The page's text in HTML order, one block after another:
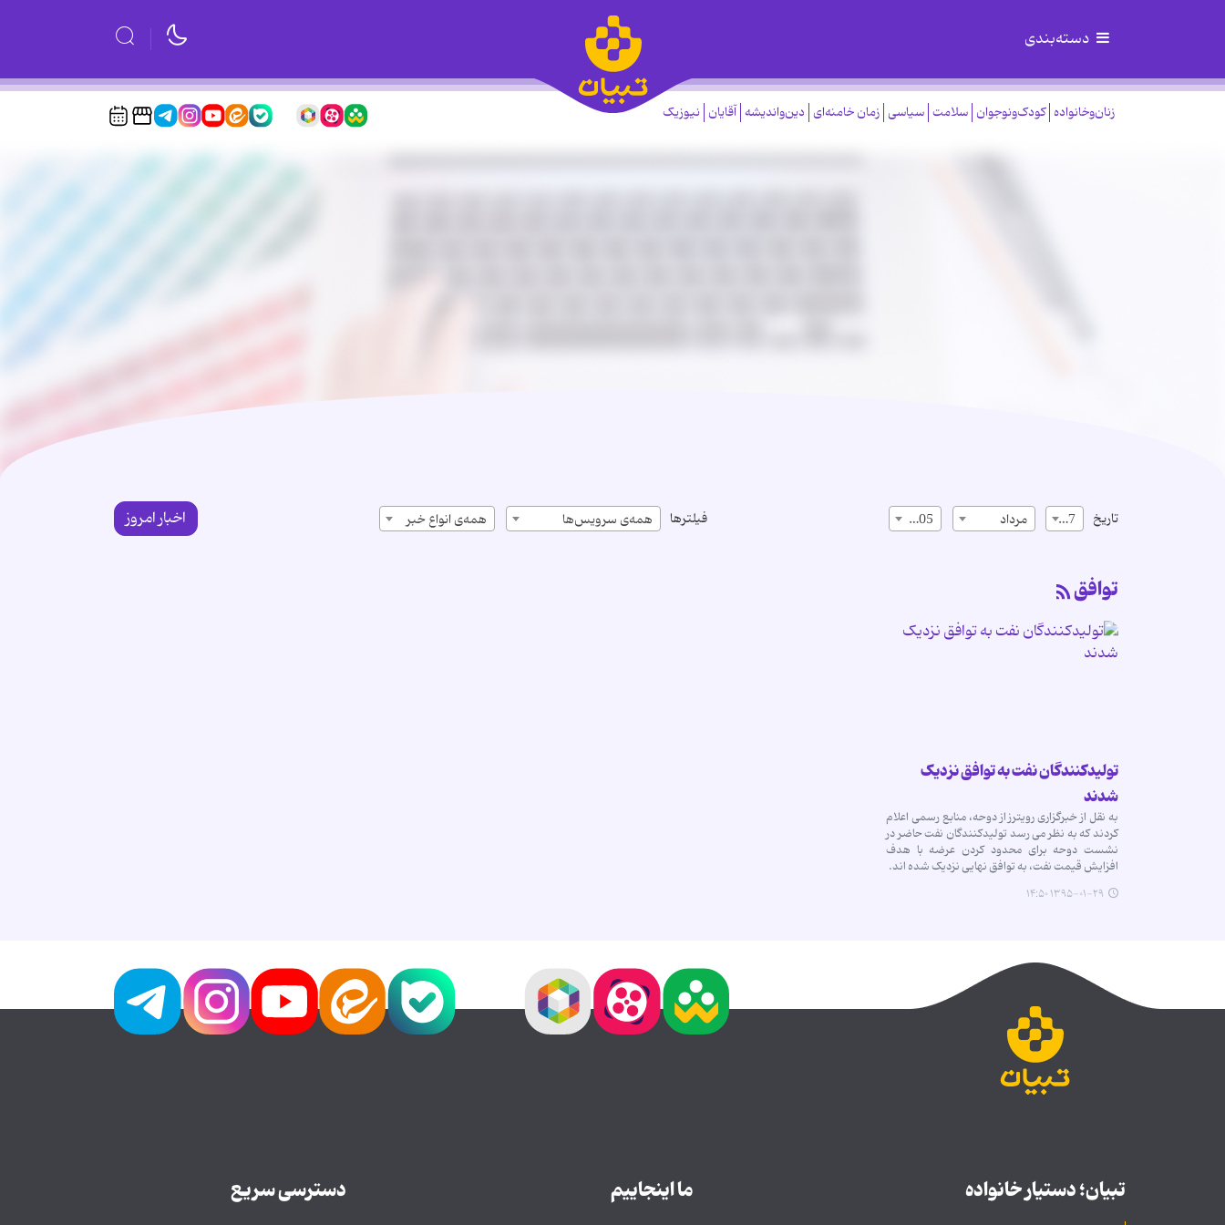
دسته‌بندی
زنان‌وخانواده کودک‌ونوجوان سلامت سیاسی زمان خامنه‌ای دین‌واندیشه آقایان نیوزیک
تاریخ 17 مرداد 1405 فیلترها همه‌ی سرویس‌ها همه‌ی انواع خبر اخبار امروز
توافق
تولیدکنندگان نفت به توافق نزدیک
شدند
به نقل از خبرگزاری رویترز از دوحه، منابع رسمی اعلام
کردند که به نظر می رسد تولیدکنندگان نفت حاضر در
نشست دوحه برای محدود کردن عرضه با هدف
افزایش قیمت نفت، به توافق نهایی نزدیک شده اند.
۱۳۹۵-۰۱-۲۹ ۱۴:۵۰
تبیان؛ دستیار خانواده ما اینجاییم دسترسی سریع